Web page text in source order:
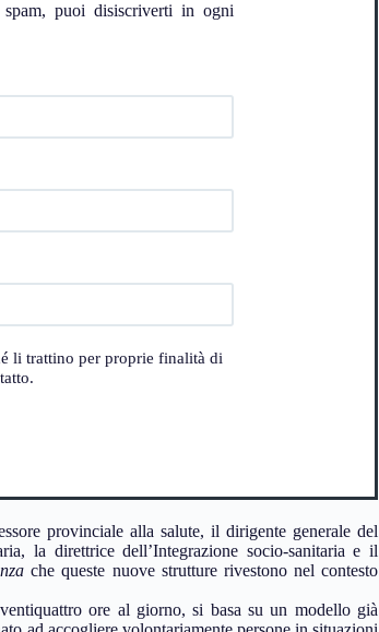
spam, puoi disiscriverti in ogni
li trattino per proprie finalità di
provinciale alla salute, il dirigente generale del
la direttrice dell’Integrazione socio-sanitaria e il
che queste nuove strutture rivestono nel contesto
ore al giorno, si basa su un modello già